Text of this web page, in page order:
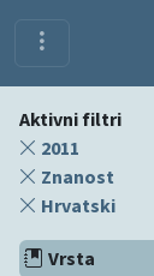
Aktivni filtri
2011
Znanost
Hrvatski
Vrsta